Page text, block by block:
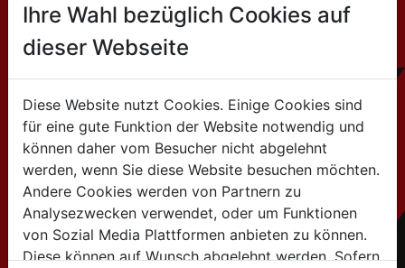
CONTACTO
HOLZMANN MASCHINEN GmbH
Marktplatz 4 / 4170 Haslach / Austria
Tel:+43 7289 / 71562-0
info@holzmann-maschinen.at
Ihre Wahl bezüglich Cookies auf
dieser Webseite
Diese Website nutzt Cookies. Einige Cookies sind
für eine gute Funktion der Website notwendig und
können daher vom Besucher nicht abgelehnt
werden, wenn Sie diese Website besuchen möchten.
Andere Cookies werden von Partnern zu
Analysezwecken verwendet, oder um Funktionen
von Sozial Media Plattformen anbieten zu können.
Diese können auf Wunsch abgelehnt werden. Sofern